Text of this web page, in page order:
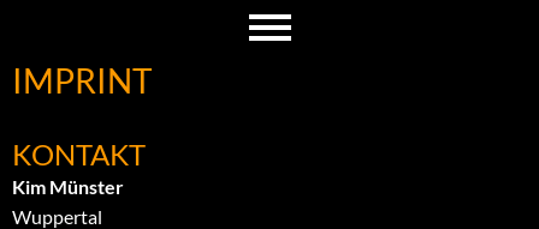
IMPRINT
KONTAKT
Kim Münster
Wuppertal